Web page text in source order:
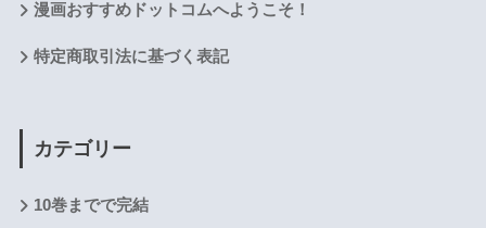
漫画おすすめドットコムへようこそ！
特定商取引法に基づく表記
カテゴリー
10巻までで完結